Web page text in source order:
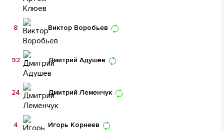
Виктор Воробьев
8
Дмитрий Адушев
92
Дмитрий Леменчук
24
Игорь Корнеев
4